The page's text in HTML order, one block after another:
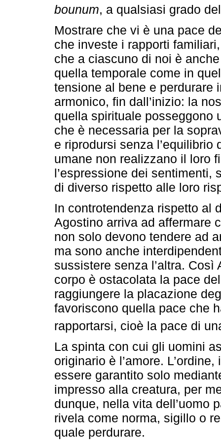
bounum, a qualsiasi grado
Mostrare che vi è una pace
che investe i rapporti
che a ciascuno di noi è
quella temporale come in
tensione al bene e perdurare
armonico, fin dall’inizio: la
quella spirituale posseggono
che è necessaria per la
e riprodursi senza
umane non realizzano il loro
l’espressione dei
di diverso rispetto alle loro
In controtendenza rispetto al
Agostino arriva ad affermare
non solo devono tendere ad
ma sono anche
sussistere senza l’altra. Così
corpo è ostacolata la pace
raggiungere la placazione
favoriscono quella pace che
rapportarsi, cioè la pace di
La spinta con cui gli uomini
originario è l’amore.
essere garantito solo
impresso alla creatura, per
dunque, nella vita dell’uomo
rivela come norma, sigillo o
quale perdurare.